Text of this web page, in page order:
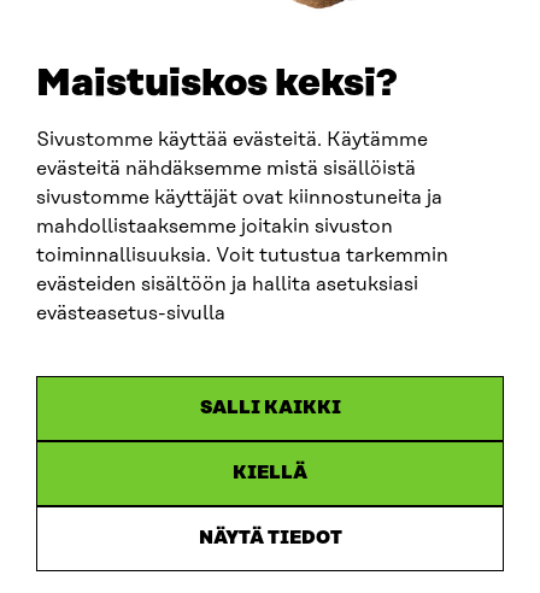
Maistuiskos keksi?
Sivustomme käyttää evästeitä. Käytämme
evästeitä nähdäksemme mistä sisällöistä
sivustomme käyttäjät ovat kiinnostuneita ja
mahdollistaaksemme joitakin sivuston
toiminnallisuuksia. Voit tutustua tarkemmin
evästeiden sisältöön ja hallita asetuksiasi
evästeasetus-sivulla
SALLI KAIKKI
KIELLÄ
NÄYTÄ TIEDOT
firstname.lastname@sitra.fi
SITRA ON SOCIAL MEDIA
LinkedIn
Instagram
Accessibility statement